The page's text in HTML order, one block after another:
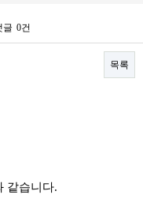
글 0건
목록
같습니다.